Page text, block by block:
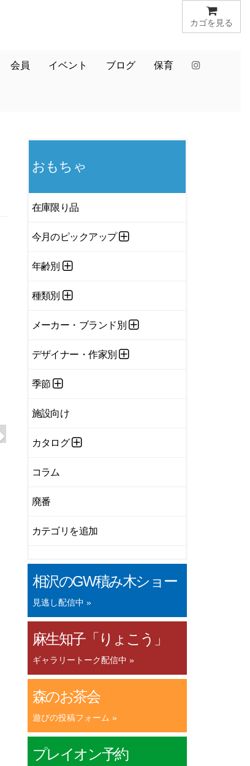
カゴを見る
会員 イベント ブログ 保育
おもちゃ
在庫限り品
今月のピックアップ
年齢別
種類別
メーカー・ブランド別
デザイナー・作家別
季節
施設向け
カタログ
コラム
廃番
カテゴリを追加
相沢のGW積み木ショー
見逃し配信中 »
麻生知子「りょこう」
ギャラリートーク配信中 »
森のお茶会
遊びの投稿フォーム »
プレイオン予約